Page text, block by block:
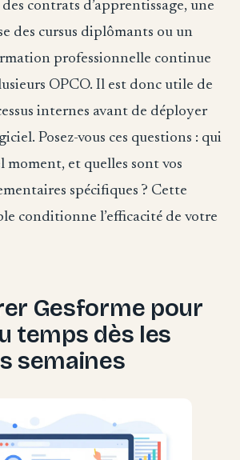
contrats d’apprentissage, une
des cursus diplômants ou un
professionnelle continue
OPCO. Il est donc utile de
internes avant de déployer
Posez-vous ces questions : qui
moment, et quelles sont vos
spécifiques ? Cette
conditionne l’efficacité de votre
Gesforme pour
temps dès les
semaines